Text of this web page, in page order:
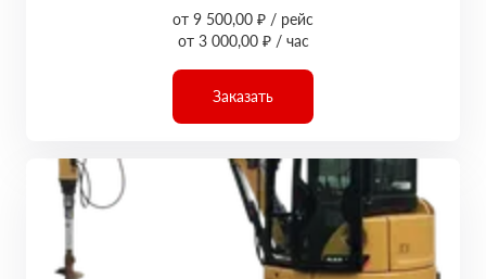
от 9 500,00 ₽ / рейс
от 3 000,00 ₽ / час
Заказать